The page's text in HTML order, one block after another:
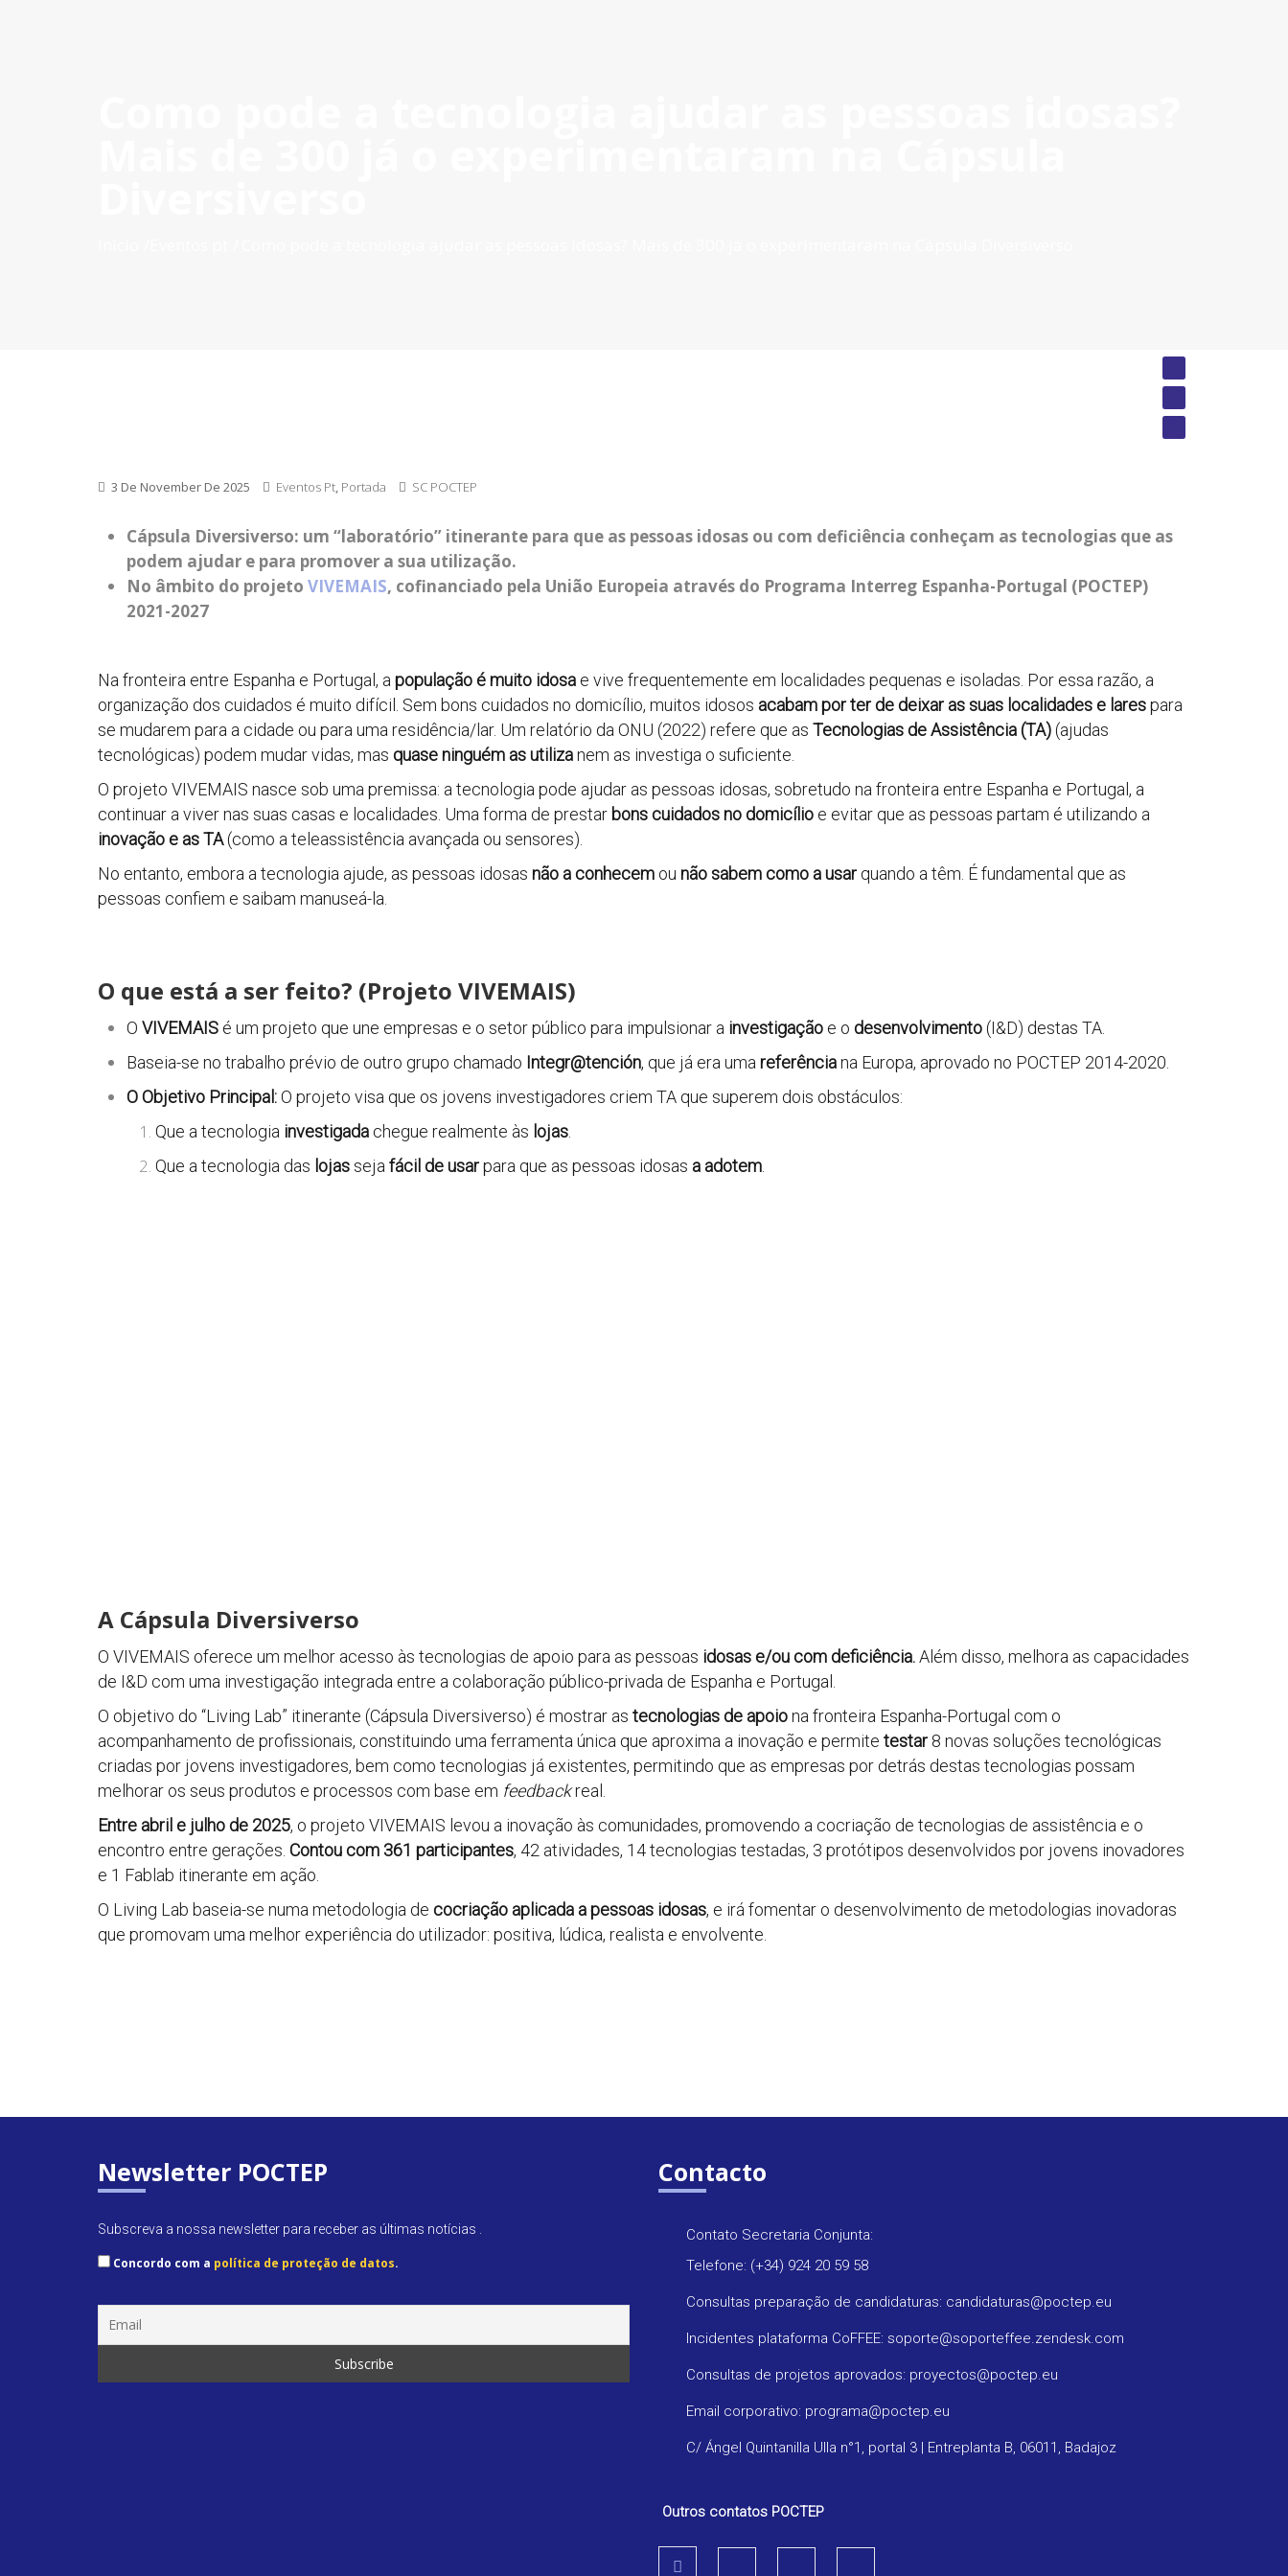
3 De November De 2025 Eventos Pt, Portada SC POCTEP
Cápsula Diversiverso: um “laboratório” itinerante para que as pessoas idosas ou com deficiência conheçam as tecnologias que as
podem ajudar e para promover a sua utilização.
No âmbito do projeto VIVEMAIS, cofinanciado pela União Europeia através do Programa Interreg Espanha-Portugal (POCTEP)
2021-2027
Na fronteira entre Espanha e Portugal, a população é muito idosae vive frequentemente em localidades pequenas e isoladas. Por essa razão, a
organização dos cuidados é muito difícil. Sem bons cuidados no domicílio, muitos idosos acabam por ter de deixar as suas localidades e larespara
se mudarem para a cidade ou para uma residência/lar. Um relatório da ONU (2022) refere que as Tecnologias de Assistência (TA)(ajudas
tecnológicas) podem mudar vidas, mas quase ninguém as utilizanem as investiga o suficiente.
O projeto VIVEMAIS nasce sob uma premissa: a tecnologia pode ajudar as pessoas idosas, sobretudo na fronteira entre Espanha e Portugal, a
continuar a viver nas suas casas e localidades. Uma forma de prestar bons cuidados no domicílioe evitar que as pessoas partam é utilizando a
inovação e as TA(como a teleassistência avançada ou sensores).
No entanto, embora a tecnologia ajude, as pessoas idosas não a conhecem ou não sabem como a usar quando a têm. É fundamental que as
pessoas confiem e saibam manuseá-la.
O que está a ser feito? (Projeto VIVEMAIS)
O VIVEMAISé um projeto que une empresas e o setor público para impulsionar a investigaçãoe o desenvolvimento(I&D) destas TA.
Baseia-se no trabalho prévio de outro grupo chamado Integr@tención, que já era uma referênciana Europa, aprovado no POCTEP 2014-2020.
O Objetivo Principal:O projeto visa que os jovens investigadores criem TA que superem dois obstáculos:
Que a tecnologia investigadachegue realmente às lojas
Que a tecnologia das lojas seja fácil de usarpara que as pessoas idosas a adotem
A Cápsula Diversiverso
O VIVEMAIS oferece um melhor acesso às tecnologias de apoio para as pessoas idosas e/ou com deficiência.Além disso, melhora as capacidades
de I&D com uma investigação integrada entre a colaboração público-privada de Espanha e Portugal.
O objetivo do “Living Lab” itinerante (Cápsula Diversiverso) é mostrar as tecnologias de apoiona fronteira Espanha-Portugal com o
acompanhamento de profissionais, constituindo uma ferramenta única que aproxima a inovação e permite testar 8 novas soluções tecnológicas
criadas por jovens investigadores, bem como tecnologias já existentes, permitindo que as empresas por detrás destas tecnologias possam
melhorar os seus produtos e processos com base em feedbackreal.
Entre abril e julho de 2025, o projeto VIVEMAIS levou a inovação às comunidades, promovendo a cocriação de tecnologias de assistência e o
encontro entre gerações. Contou com 361 participantes, 42 atividades, 14 tecnologias testadas, 3 protótipos desenvolvidos por jovens inovadores
e 1 Fablab itinerante em ação.
O Living Lab baseia-se numa metodologia de cocriação aplicada a pessoas idosas, e irá fomentar o desenvolvimento de metodologias inovadoras
que promovam uma melhor experiência do utilizador: positiva, lúdica, realista e envolvente.
Newsletter POCTEP
Subscreva a nossa newsletter para receber as últimas notícias .
Concordo com a política de proteção de datos.
Contacto
Contato Secretaria Conjunta:
Telefone: (+34) 924 20 59 58
Consultas preparação de candidaturas: candidaturas@poctep.eu
Incidentes plataforma CoFFEE: soporte@soporteffee.zendesk.com
Consultas de projetos aprovados: proyectos@poctep.eu
Email corporativo: programa@poctep.eu
C/ Ángel Quintanilla Ulla n°1, portal 3 | Entreplanta B, 06011, Badajoz
Outros contatos POCTEP